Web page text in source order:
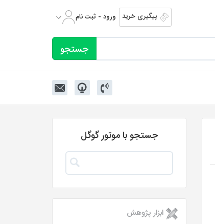
پیگیری خرید ورود - ثبت نام
جستجو با موتور گوگل
ابزار پژوهش